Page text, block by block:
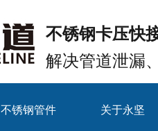
不锈钢卡压快
解决管道泄漏
不锈钢管件 关于永坚